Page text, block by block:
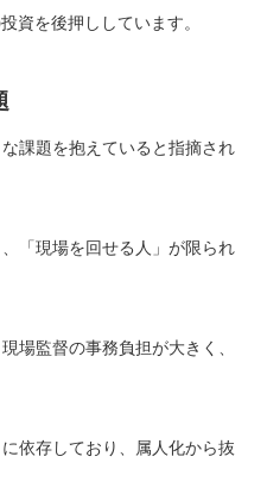
資を後押ししています。
課題を抱えていると指摘され
「現場を回せる人」が限られ
場監督の事務負担が大きく、
依存しており、属人化から抜